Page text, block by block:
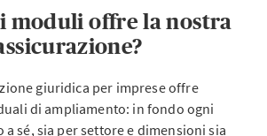
moduli offre la nostra
giuridica per imprese offre
di ampliamento: in fondo ogni
a sé, sia per settore e dimensioni sia